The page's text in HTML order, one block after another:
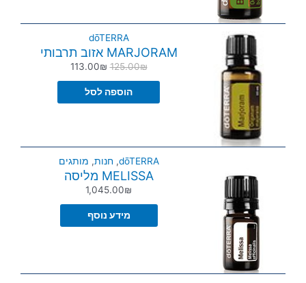
dōTERRA
MARJORAM אזוב תרבותי
125.00₪
113.00₪
הוספה לסל
dōTERRA
,חנות, מותגים
MELISSA מליסה
1,045.00₪
מידע נוסף